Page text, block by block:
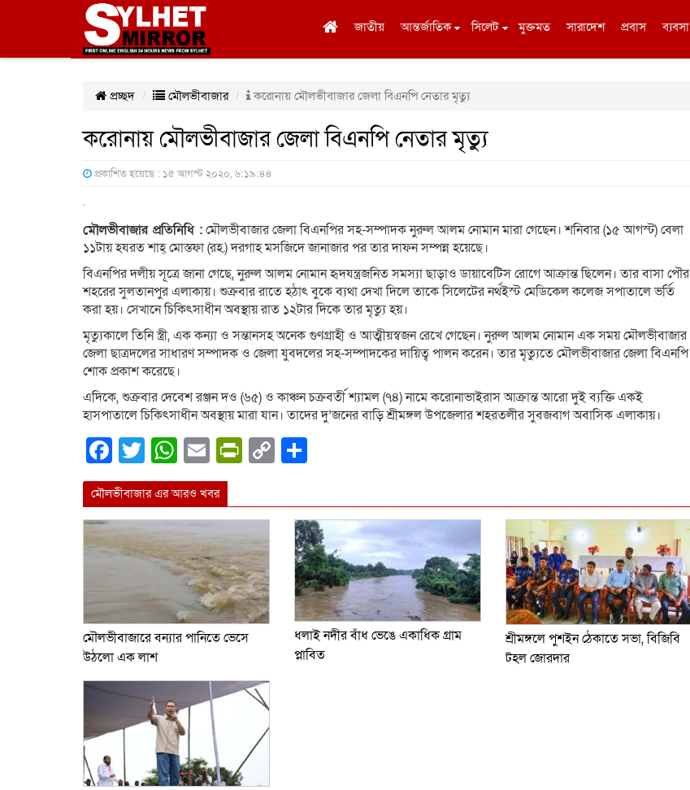
জাতীয় আন্তর্জাতিক সিলেট মুক্তমত সারাদেশ প্রবাস ব্যবসা
প্রচ্ছদ মৌলভীবাজার করোনায় মৌলভীবাজার জেলা বিএনপি নেতার মৃত্যু
করোনায় মৌলভীবাজার জেলা বিএনপি নেতার মৃত্যু
প্রকাশিত হয়েছে : ১৫ আগস্ট ২০২০, ৬:১৯:৪৪
মৌলভীবাজার প্রতিনিধি :মৌলভীবাজার জেলা বিএনপির সহ-সম্পাদক নুরুল আলম নোমান মারা গেছেন। শনিবার (১৫ আগস্ট) বেলা
১১টায় হযরত শাহ্ মোস্তফা (রহ.) দরগাহ মসজিদে জানাজার পর তার দাফন সম্পন্ন হয়েছে।
বিএনপির দলীয় সূত্রে জানা গেছে, নুরুল আলম নোমান হৃদযন্ত্রজনিত সমস্যা ছাড়াও ডায়াবেটিস রোগে আক্রান্ত ছিলেন। তার বাসা পৌর
শহরের সুলতানপুর এলাকায়। শুক্রবার রাতে হঠাৎ বুকে ব্যথা দেখা দিলে তাকে সিলেটের নর্থইস্ট মেডিকেল কলেজ সপাতালে ভর্তি
করা হয়। সেখানে চিকিৎসাধীন অবস্থায় রাত ১২টার দিকে তার মৃত্যু হয়।
মৃত্যুকালে তিনি স্ত্রী, এক কন্যা ও সন্তানসহ অনেক গুণগ্রাহী ও আত্মীয়স্বজন রেখে গেছেন। নুরুল আলম নোমান এক সময় মৌলভীবাজার
জেলা ছাত্রদলের সাধারণ সম্পাদক ও জেলা যুবদলের সহ-সম্পাদকের দায়িত্ব পালন করেন। তার মৃত্যুতে মৌলভীবাজার জেলা বিএনপি
শোক প্রকাশ করেছে।
এদিকে, শুক্রবার দেবেশ রঞ্জন দও (৬৫) ও কাঞ্চন চক্রবর্তী শ্যামল (৭৪) নামে করোনাভাইরাস আক্রান্ত আরো দুই ব্যক্তি একই
হাসপাতালে চিকিৎসাধীন অবস্থায় মারা যান। তাদের দু’জনের বাড়ি শ্রীমঙ্গল উপজেলার শহরতলীর সুবজবাগ অবাসিক এলাকায়।
Facebook
Twitter
WhatsApp
EmailPrintFriendly
Copy
মৌলভীবাজার এর আরও খবর
মৌলভীবাজারে বন্যার পানিতে ভেসে
উঠলো এক লাশ
ধলাই নদীর বাঁধ ভেঙে একাধিক গ্রাম
প্লাবিত
শ্রীমঙ্গলে পুশইন ঠেকাতে সভা, বিজিবি
টহল জোরদার